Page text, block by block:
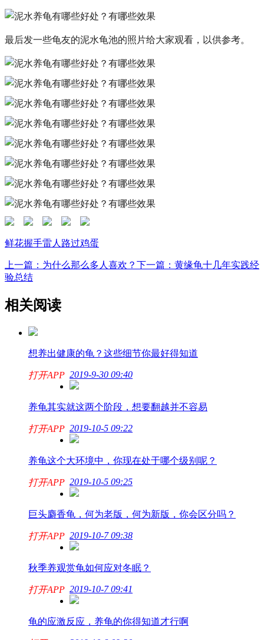
最后发一些龟友的泥水龟池的照片给大家观看，以供参考。
鲜花握手雷人 路过鸡蛋
上一篇：为什么那么多人喜欢？ 下一篇：黄缘龟十几年实践经
验总结
相关阅读
想养出健康的龟？这些细节你最好得知道
2019-9-30 09:40
打开APP
养龟其实就这两个阶段，想要翻越并不容易
2019-10-5 09:22
打开APP
养龟这个大环境中，你现在处于哪个级别呢？
2019-10-5 09:25
打开APP
巨头麝香龟，何为老版，何为新版，你会区分吗？
2019-10-7 09:38
打开APP
秋季养观赏龟如何应对冬眠？
2019-10-7 09:41
打开APP
龟的应激反应，养龟的你得知道才行啊